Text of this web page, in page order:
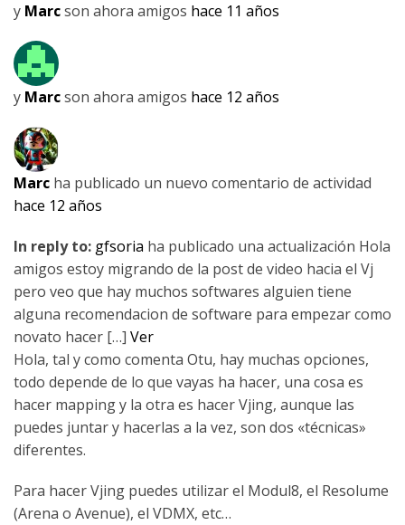
y Marcson ahora amigos hace 11 años
y Marcson ahora amigos hace 12 años
Marc ha publicado un nuevo comentario de actividad
hace 12 años
In reply to: gfsoria ha publicado una actualización Hola
amigos estoy migrando de la post de video hacia el Vj
pero veo que hay muchos softwares alguien tiene
alguna recomendacion de software para empezar como
novato hacer […] Ver
Hola, tal y como comenta Otu, hay muchas opciones,
todo depende de lo que vayas ha hacer, una cosa es
hacer mapping y la otra es hacer Vjing, aunque las
puedes juntar y hacerlas a la vez, son dos «técnicas»
diferentes.
Para hacer Vjing puedes utilizar el Modul8, el Resolume
(Arena o Avenue), el VDMX, etc…